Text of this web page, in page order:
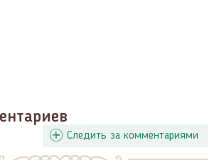
Следить за комментариями